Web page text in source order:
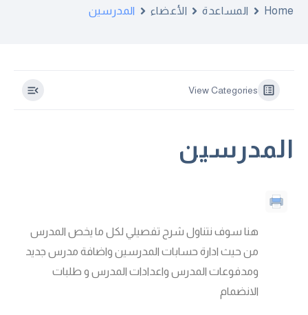
Home المساعدة الأعضاء المدرسين
View Categories
المدرسين
هنا سوف نتناول شرح تفصيلي لكل ما يخص المدرس
من حيث ادارة حسابات المدرسين واضافة مدرس جديد
ومدفوعات المدرس واعدادات المدرس و طلبات
الانضمام